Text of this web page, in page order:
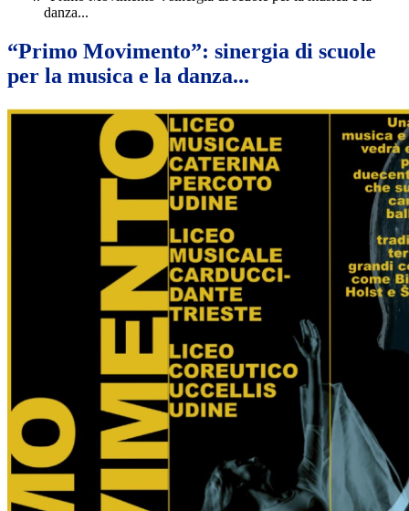
danza...
“Primo Movimento”: sinergia di scuole
per la musica e la danza...